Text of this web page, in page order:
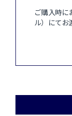
ご購入時に
ル）にてお